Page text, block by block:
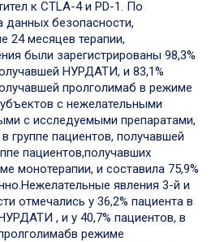
к CTLA-4 и PD-1. По
данных безопасности,
24 месяцев терапии,
были зарегистрированы 98,3%
НУРДАТИ, и 83,1%
пролголимаб в режиме
с нежелательными
с исследуемыми препаратами,
группе пациентов, получавшей
пациентов,получавших
монотерапии, и составила 75,9%
Нежелательные явления 3-й и
отмечались у 36,2% пациента в
, и у 40,7% пациентов, в
режиме